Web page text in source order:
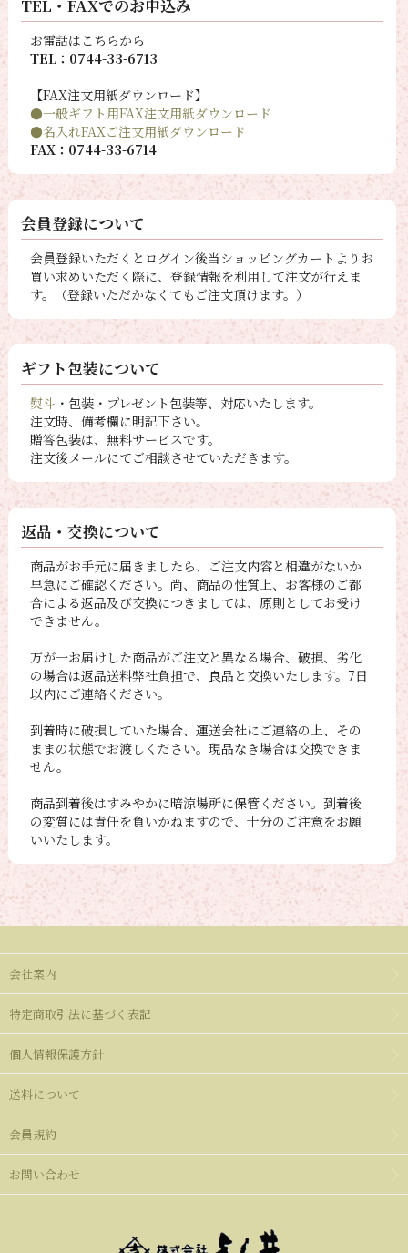
TEL・FAXでのお申込み
お電話はこちらから
TEL：0744-33-6713
【FAX注文用紙ダウンロード】
●一般ギフト用FAX注文用紙ダウンロード
●名入れFAXご注文用紙ダウンロード
FAX：0744-33-6714
会員登録について
会員登録いただくとログイン後当ショッピングカートよりお
買い求めいただく際に、登録情報を利用して注文が行えま
す。（登録いただかなくてもご注文頂けます。）
ギフト包装について
熨斗 ・包装・プレゼント包装等、対応いたします。
注文時、備考欄に明記下さい。
贈答包装は、無料サービスです。
注文後メールにてご相談させていただきます。
返品・交換について
商品がお手元に届きましたら、ご注文内容と相違がないか
早急にご確認ください。尚、商品の性質上、お客様のご都
合による返品及び交換につきましては、原則としてお受け
できません。
万が一お届けした商品がご注文と異なる場合、破損、劣化
の場合は返品送料弊社負担で、良品と交換いたします。7日
以内にご連絡ください。
到着時に破損していた場合、運送会社にご連絡の上、その
ままの状態でお渡しください。現品なき場合は交換できま
せん。
商品到着後はすみやかに暗涼場所に保管ください。到着後
の変質には責任を負いかねますので、十分のご注意をお願
いいたします。
会社案内
特定商取引法に基づく表記
個人情報保護方針
送料について
会員規約
お問い合わせ